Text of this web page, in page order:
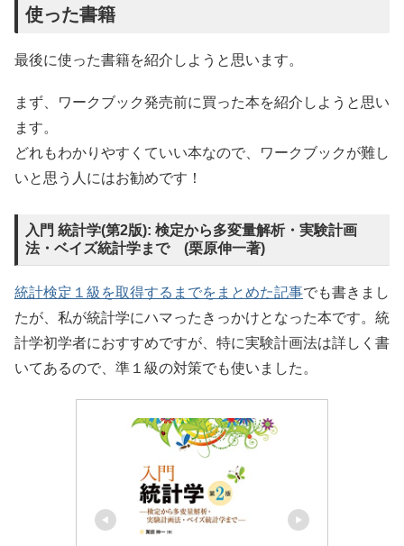
使った書籍
最後に使った書籍を紹介しようと思います。
まず、ワークブック発売前に買った本を紹介しようと思い
ます。
どれもわかりやすくていい本なので、ワークブックが難し
いと思う人にはお勧めです！
入門 統計学(第2版): 検定から多変量解析・実験計画
法・ベイズ統計学まで (栗原伸一著)
統計検定１級を取得するまでをまとめた記事でも書きまし
たが、私が統計学にハマったきっかけとなった本です。統
計学初学者におすすめですが、特に実験計画法は詳しく書
いてあるので、準１級の対策でも使いました。